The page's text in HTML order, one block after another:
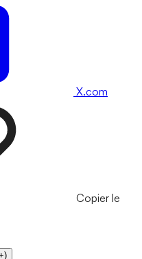
X.com
Copier le
)